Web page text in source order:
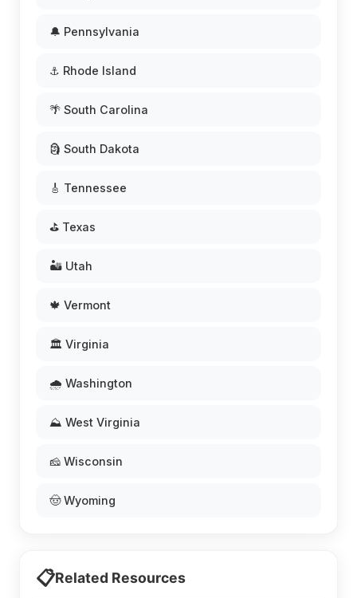
🔔 Pennsylvania
⚓ Rhode Island
🌴 South Carolina
🗿 South Dakota
🎸 Tennessee
⛳ Texas
🏜️ Utah
🍁 Vermont
🏛️ Virginia
🌧️ Washington
⛰️ West Virginia
🧀 Wisconsin
🤠 Wyoming
📋Related Resources